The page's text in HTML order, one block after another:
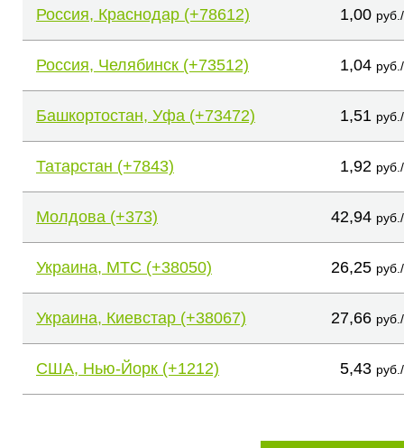
Россия, Краснодар (+78612) 1,00
Россия, Челябинск (+73512) 1,04
Башкортостан, Уфа (+73472) 1,51
Татарстан (+7843) 1,92
Молдова (+373) 42,94
Украина, МТС (+38050) 26,25
Украина, Киевстар (+38067) 27,66
США, Нью-Йорк (+1212) 5,43